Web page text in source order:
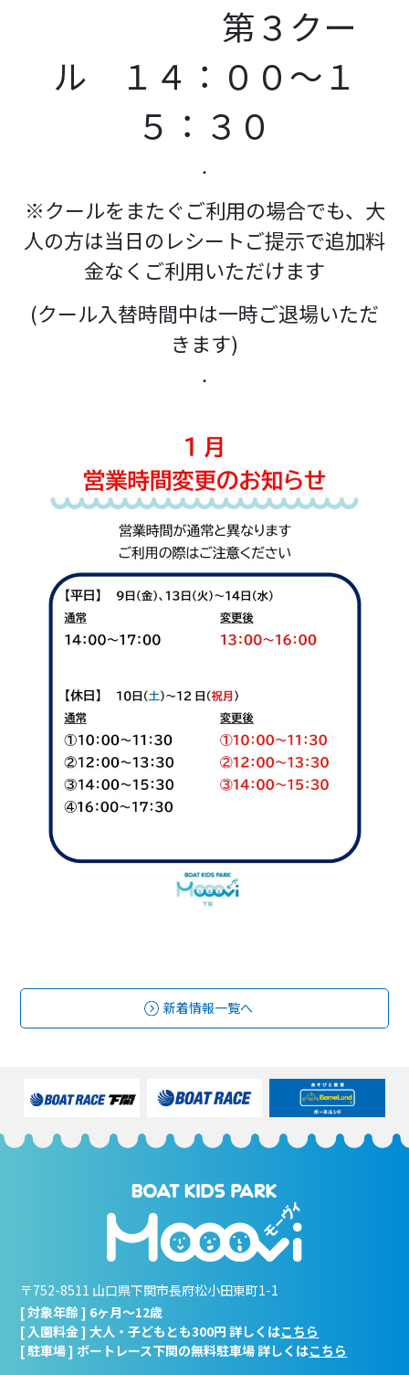
第３クー
ル １４：００～１
５：３０
・
※クールをまたぐご利用の場合でも、大
人の方は当日のレシートご提示で追加料
金なくご利用いただけます
(クール入替時間中は一時ご退場いただ
きます)
・
新着情報一覧へ
〒752-8511 山口県下関市長府松小田東町1-1
[ 対象年齢 ] 6ヶ月～12歳
[ 入園料金 ] 大人・子どもとも300円 詳しくはこちら
[ 駐車場 ] ボートレース下関の無料駐車場 詳しくはこちら